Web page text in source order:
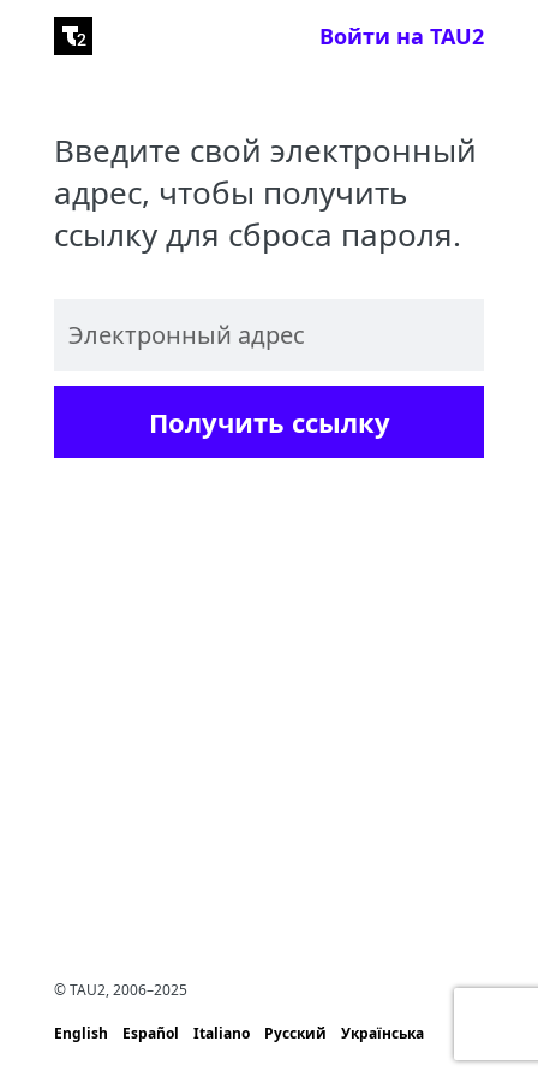
Войти на TAU2
Введите свой электронный
адрес, чтобы получить
ссылку для сброса пароля.
Получить ссылку
© TAU2, 2006–2025
English Español Italiano Русский Українська